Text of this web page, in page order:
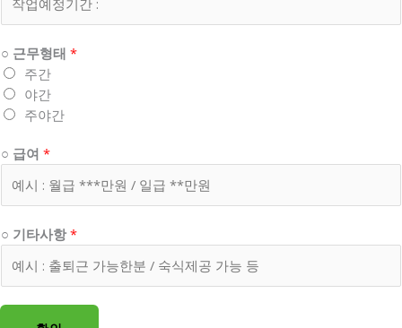
○ 근무형태 *
주간
야간
주야간
○ 급여 *
○ 기타사항 *